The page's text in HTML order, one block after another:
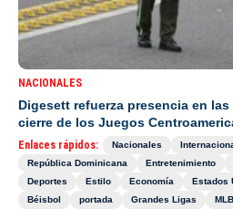
NACIONALES
Digesett refuerza presencia en
cierre de los Juegos
Enlaces rápidos: Nacionales
República Dominicana
Entretenimiento
Deportes
Estilo Economía Estados
Béisbol
portada Grandes Ligas MLB